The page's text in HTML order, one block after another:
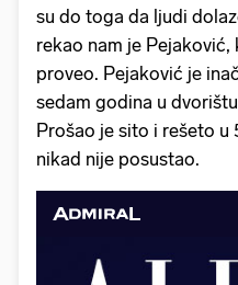
su do toga da ljudi
rekao nam je
proveo. Pejaković je
sedam godina u
Prošao je sito i rešeto
nikad nije posustao.